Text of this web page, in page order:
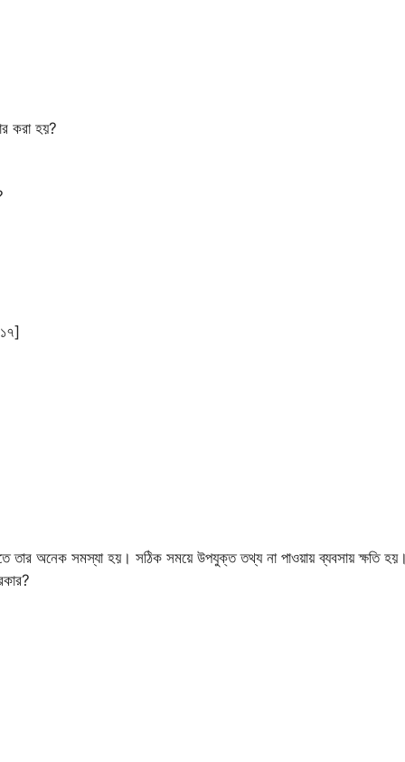
করা হয়?
তার অনেক সমস্যা হয়। সঠিক সময়ে উপযুক্ত তথ্য না পাওয়ায় ব্যবসায় ক্ষতি